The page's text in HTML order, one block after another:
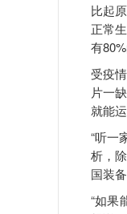
比起
正常
有
受疫
片一
就能
“听一
析，
国装
“如果